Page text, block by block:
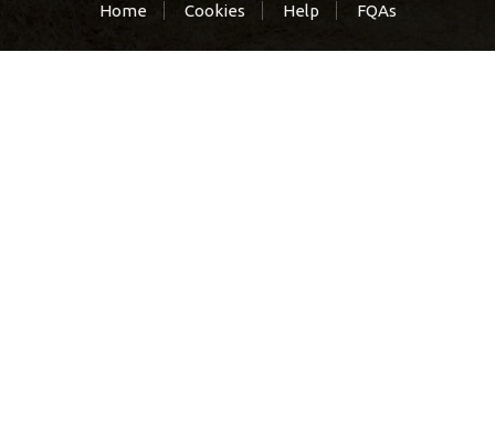
Home Cookies Help FQAs